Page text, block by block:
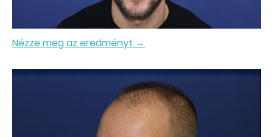
Nézze meg az eredményt →